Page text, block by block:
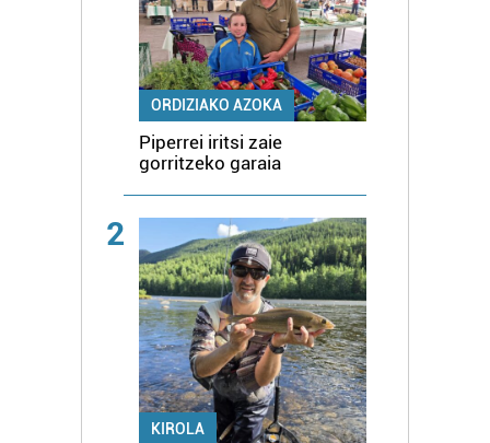
ORDIZIAKO AZOKA
Piperrei iritsi zaie
gorritzeko garaia
2
KIROLA